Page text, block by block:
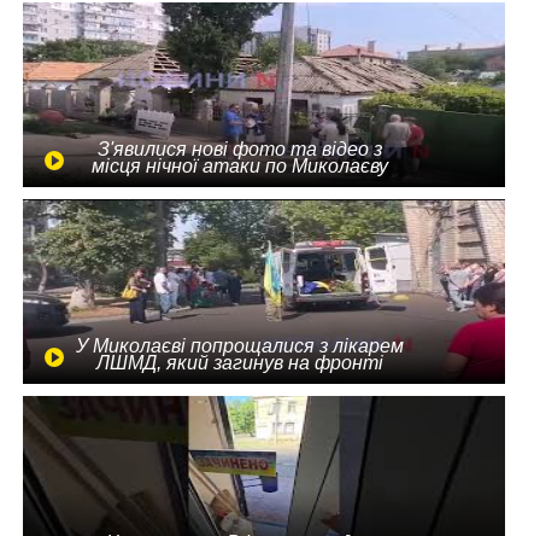
З'явилися нові фото та відео з
місця нічної атаки по Миколаєву
У Миколаєві попрощалися з лікарем
ЛШМД, який загинув на фронті